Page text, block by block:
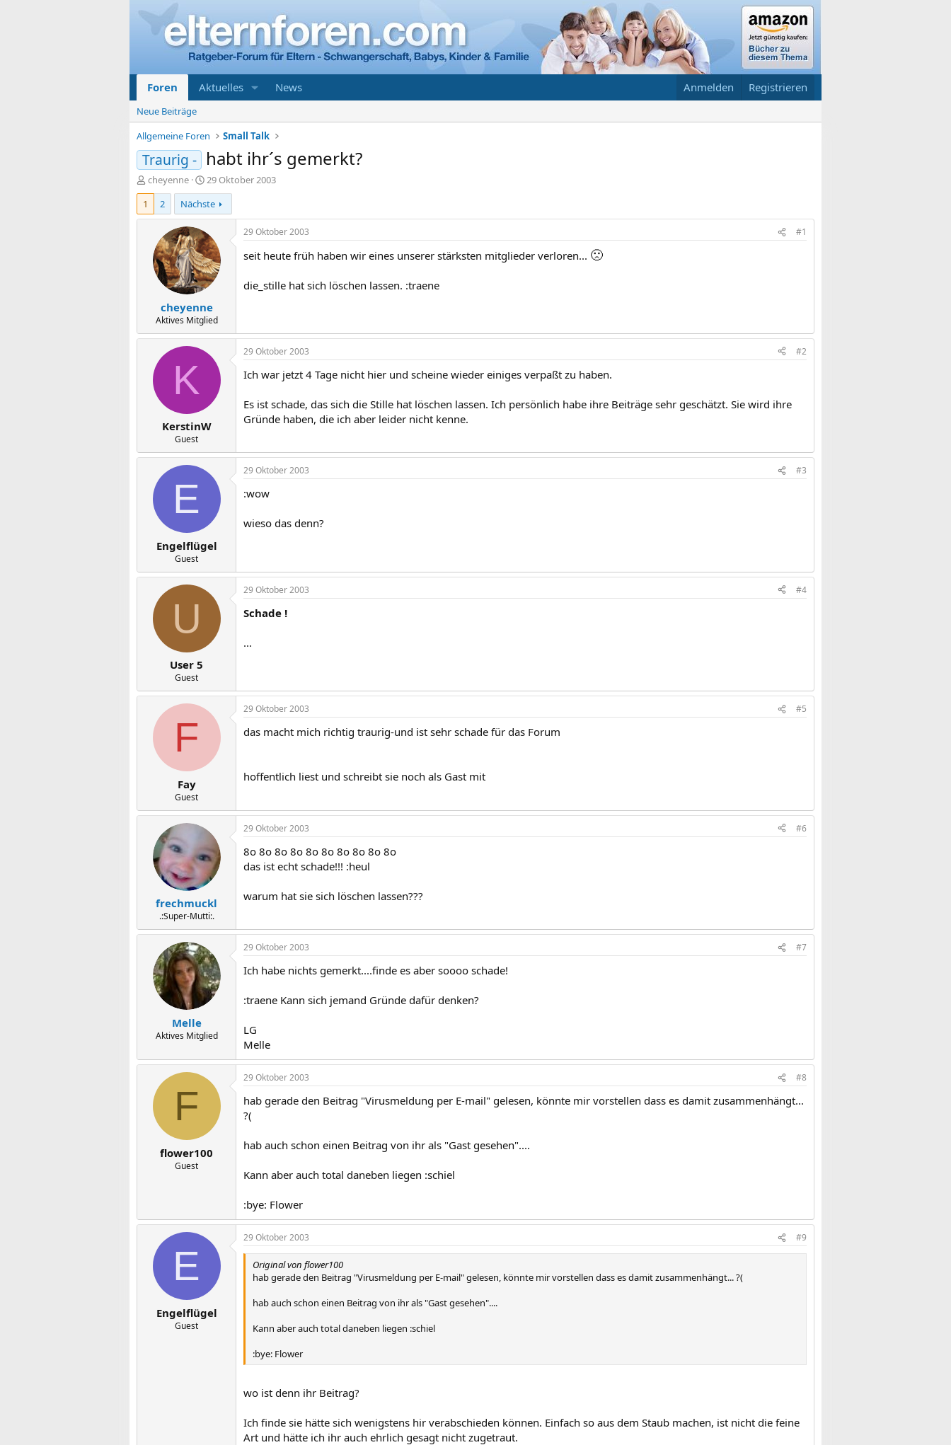
Foren Aktuelles News Anmelden Registrieren
Neue Beiträge
Allgemeine Foren
Small Talk
Traurig - habt ihr´s gemerkt?
E
r
t
cheyenne
E
r
s
t
e
l
l
t
a
29 Oktober 2003
1
2 Nächste
cheyenne
Aktives Mitglied
29 Oktober 2003 #1
seit heute früh haben wir eines unserer stärksten mitglieder verloren... 🙁
die_stille hat sich löschen lassen. :traene
K
KerstinW
Guest
29 Oktober 2003 #2
Ich war jetzt 4 Tage nicht hier und scheine wieder einiges verpaßt zu haben.
Es ist schade, das sich die Stille hat löschen lassen. Ich persönlich habe ihre Beiträge sehr geschätzt. Sie wird ihre
Gründe haben, die ich aber leider nicht kenne.
E
Engelflügel
Guest
29 Oktober 2003 #3
:wow
wieso das denn?
U
User 5
Guest
29 Oktober 2003 #4
Schade !
...
F
Fay
Guest
29 Oktober 2003 #5
das macht mich richtig traurig-und ist sehr schade für das Forum
hoffentlich liest und schreibt sie noch als Gast mit
frechmuckl
.:Super-Mutti:.
29 Oktober 2003 #6
8o 8o 8o 8o 8o 8o 8o 8o 8o 8o
das ist echt schade!!! :heul
warum hat sie sich löschen lassen???
Melle
Aktives Mitglied
29 Oktober 2003 #7
Ich habe nichts gemerkt....finde es aber soooo schade!
:traene Kann sich jemand Gründe dafür denken?
LG
Melle
F
flower100
Guest
29 Oktober 2003 #8
hab gerade den Beitrag "Virusmeldung per E-mail" gelesen, könnte mir vorstellen dass es damit zusammenhängt...
?(
hab auch schon einen Beitrag von ihr als "Gast gesehen"....
Kann aber auch total daneben liegen :schiel
:bye: Flower
E
Engelflügel
Guest
29 Oktober 2003 #9
Original von flower100
hab gerade den Beitrag "Virusmeldung per E-mail" gelesen, könnte mir vorstellen dass es damit zusammenhängt... ?(
hab auch schon einen Beitrag von ihr als "Gast gesehen"....
Kann aber auch total daneben liegen :schiel
:bye: Flower
wo ist denn ihr Beitrag?
Ich finde sie hätte sich wenigstens hir verabschieden können. Einfach so aus dem Staub machen, ist nicht die feine
Art und hätte ich ihr auch ehrlich gesagt nicht zugetraut.